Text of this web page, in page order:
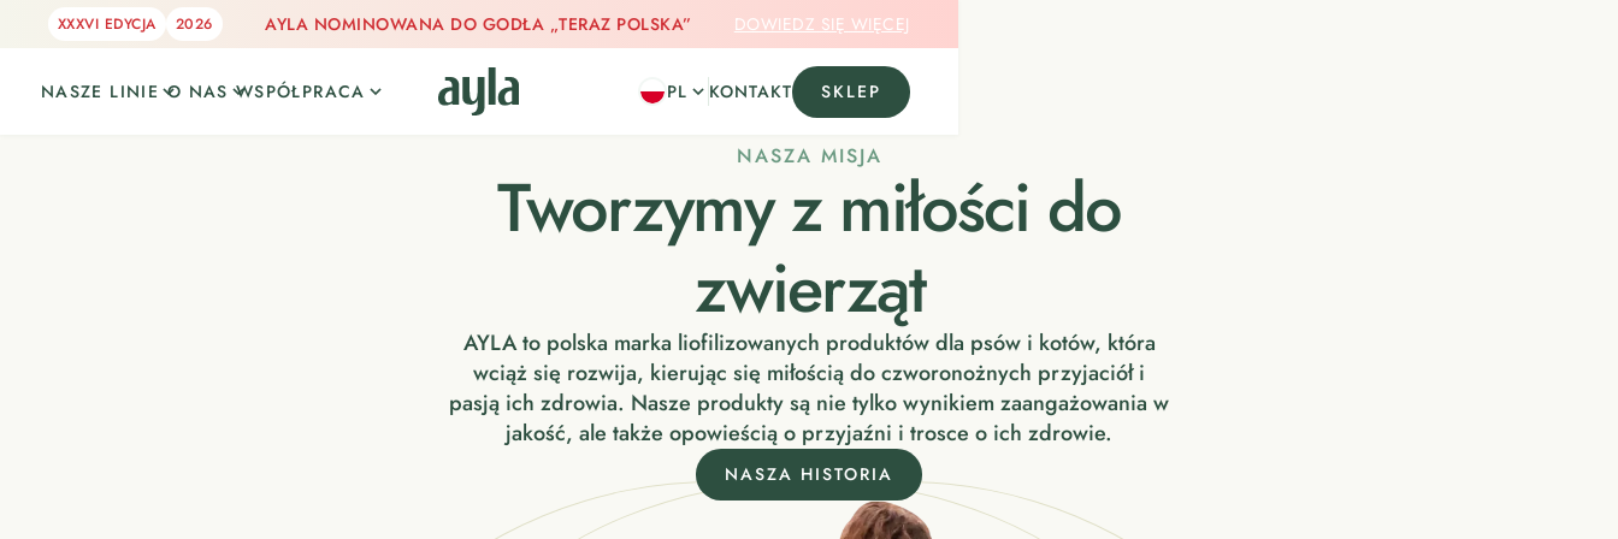
XXXVI EDYCJA 2026 AYLA NOMINOWANA DO GODŁA „TERAZ POLSKA” DOWIEDZ SIĘ WIĘCEJ
NASZE LINIE O NAS WSPÓŁPRACA PL KONTAKT SKLEP
NASZA MISJA
Tworzymy z miłości do
zwierząt
AYLA to polska marka liofilizowanych produktów dla psów i kotów, która
wciąż się rozwija, kierując się miłością do czworonożnych przyjaciół i
pasją ich zdrowia. Nasze produkty są nie tylko wynikiem zaangażowania w
jakość, ale także opowieścią o przyjaźni i trosce o ich zdrowie.
NASZA HISTORIA